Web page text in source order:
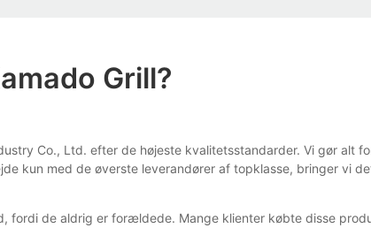
Grill?
Co., Ltd. efter de højeste kvalitetsstandarder. Vi gør
kun med de øverste leverandører af topklasse, bringer vi
de aldrig er forældede. Mange klienter købte disse